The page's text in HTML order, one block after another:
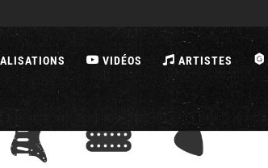
VIDÉOS ARTISTES B